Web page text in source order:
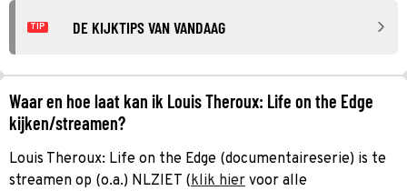
TIP DE KIJKTIPS VAN VANDAAG
Waar en hoe laat kan ik Louis Theroux: Life on the Edge
kijken/streamen?
Louis Theroux: Life on the Edge (documentaireserie) is te
streamen op (o.a.) NLZIET (klik hier voor alle